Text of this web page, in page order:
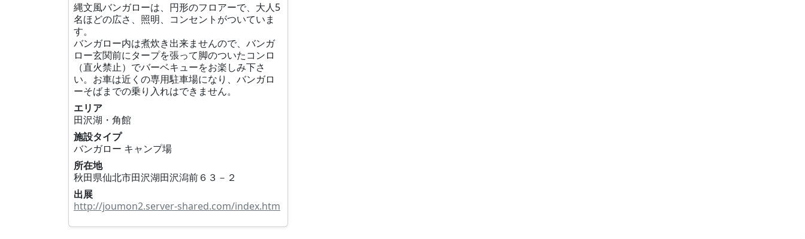
縄文風バンガローは、円形のフロアーで、大人5
名ほどの広さ、照明、コンセントがついていま
す。
バンガロー内は煮炊き出来ませんので、バンガ
ロー玄関前にタープを張って脚のついたコンロ
（直火禁止）でバーベキューをお楽しみ下さ
い。お車は近くの専用駐車場になり、バンガロ
ーそばまでの乗り入れはできません。
エリア
田沢湖・角館
施設タイプ
バンガロー キャンプ場
所在地
秋田県仙北市田沢湖田沢潟前６３－２
出展
http://joumon2.server-shared.com/index.htm